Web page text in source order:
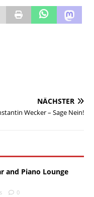
NÄCHSTER
Wecker – Sage Nein!
and Piano Lounge
0